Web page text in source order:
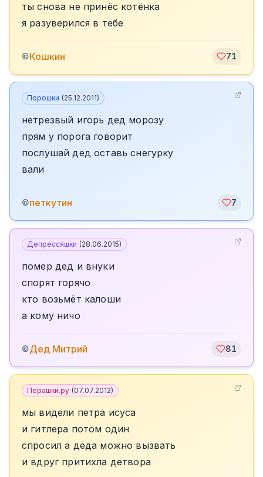
ты снова не принёс котёнка
я разуверился в тебе
©Кошкин 71
Порошки (25.12.2011)
нетрезвый игорь дед морозу
прям у порога говорит
послушай дед оставь снегурку
вали
©петкутин 7
Депрессяшки (28.06.2015)
помер дед и внуки
спорят горячо
кто возьмёт калоши
а кому ничо
©Дед Митрий 81
Перашки.ру (07.07.2012)
мы видели петра исуса
и гитлера потом один
спросил а деда можно вызвать
и вдруг притихла детвора